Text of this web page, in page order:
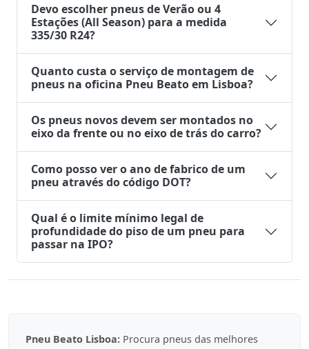
Devo escolher pneus de Verão ou 4
Estações (All Season) para a medida
335/30 R24?
Quanto custa o serviço de montagem de
pneus na oficina Pneu Beato em Lisboa?
Os pneus novos devem ser montados no
eixo da frente ou no eixo de trás do carro?
Como posso ver o ano de fabrico de um
pneu através do código DOT?
Qual é o limite mínimo legal de
profundidade do piso de um pneu para
passar na IPO?
Pneu Beato Lisboa: Procura pneus das melhores